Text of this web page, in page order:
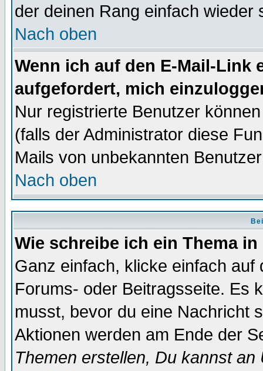
der deinen Rang einfach wieder
Nach oben
Wenn ich auf den E-Mail-Link
aufgefordert, mich
Nur registrierte Benutzer
(falls der Administrator diese
Mails von unbekannten
Nach oben
Wie schreibe ich ein Thema
Ganz einfach, klicke einfach
Forums- oder Beitragsseite. Es
musst, bevor du eine Nachricht
Aktionen werden am Ende der
Themen erstellen, Du kannst